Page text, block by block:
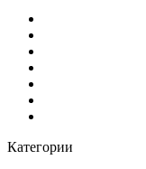
Категории